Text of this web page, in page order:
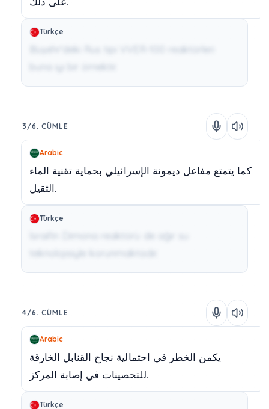
Türkçe
Büşehr'deki Rus tipi VVER-100 reaktörleri
buna iyi bir örnektir.
3/6. CÜMLE
Arabic
كما يتمتع مفاعل ديمونة الإسرائيلي بحماية تقنية الماء
الثقيل.
Türkçe
İsrail'in Dimona reaktörü de ağır su
teknolojisiyle korunmaktadır.
4/6. CÜMLE
Arabic
يكمن الخطر في احتمالية نجاح القنابل الخارقة
للتحصينات في إصابة المركز.
Türkçe